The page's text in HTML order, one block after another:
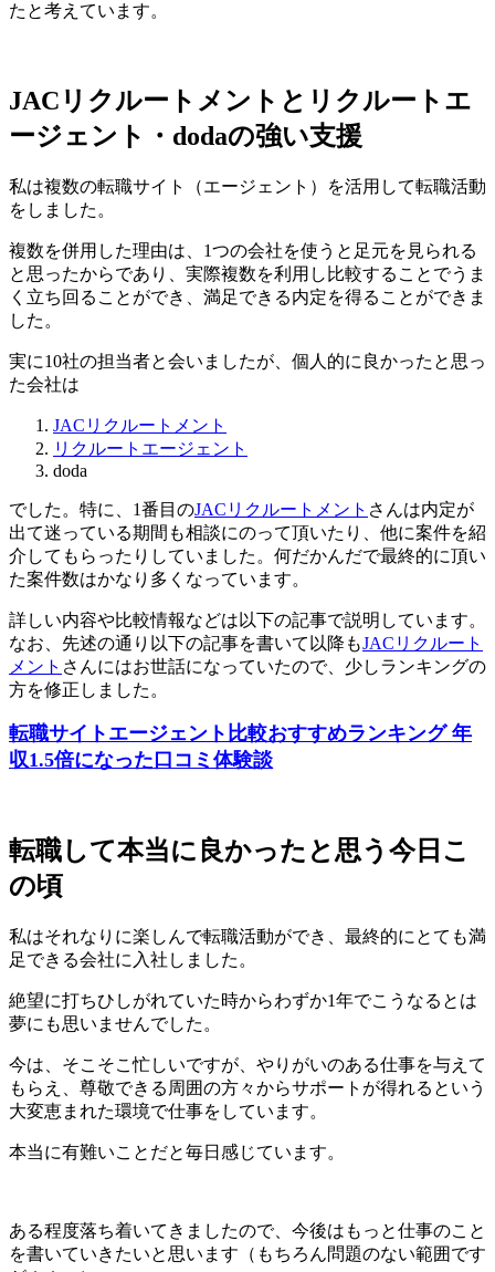
たと考えています。
JACリクルートメントとリクルートエ
ージェント・dodaの強い支援
私は複数の転職サイト（エージェント）を活用して転職活動
をしました。
複数を併用した理由は、1つの会社を使うと足元を見られる
と思ったからであり、実際複数を利用し比較することでうま
く立ち回ることができ、満足できる内定を得ることができま
した。
実に10社の担当者と会いましたが、個人的に良かったと思っ
た会社は
JACリクルートメント
リクルートエージェント
doda
でした。特に、1番目のJACリクルートメント さんは内定が
出て迷っている期間も相談にのって頂いたり、他に案件を紹
介してもらったりしていました。何だかんだで最終的に頂い
た案件数はかなり多くなっています。
詳しい内容や比較情報などは以下の記事で説明しています。
なお、先述の通り以下の記事を書いて以降もJACリクルート
メント さんにはお世話になっていたので、少しランキングの
方を修正しました。
転職サイトエージェント比較おすすめランキング 年
収1.5倍になった口コミ体験談
転職して本当に良かったと思う今日こ
の頃
私はそれなりに楽しんで転職活動ができ、最終的にとても満
足できる会社に入社しました。
絶望に打ちひしがれていた時からわずか1年でこうなるとは
夢にも思いませんでした。
今は、そこそこ忙しいですが、やりがいのある仕事を与えて
もらえ、尊敬できる周囲の方々からサポートが得れるという
大変恵まれた環境で仕事をしています。
本当に有難いことだと毎日感じています。
ある程度落ち着いてきましたので、今後はもっと仕事のこと
を書いていきたいと思います（もちろん問題のない範囲です